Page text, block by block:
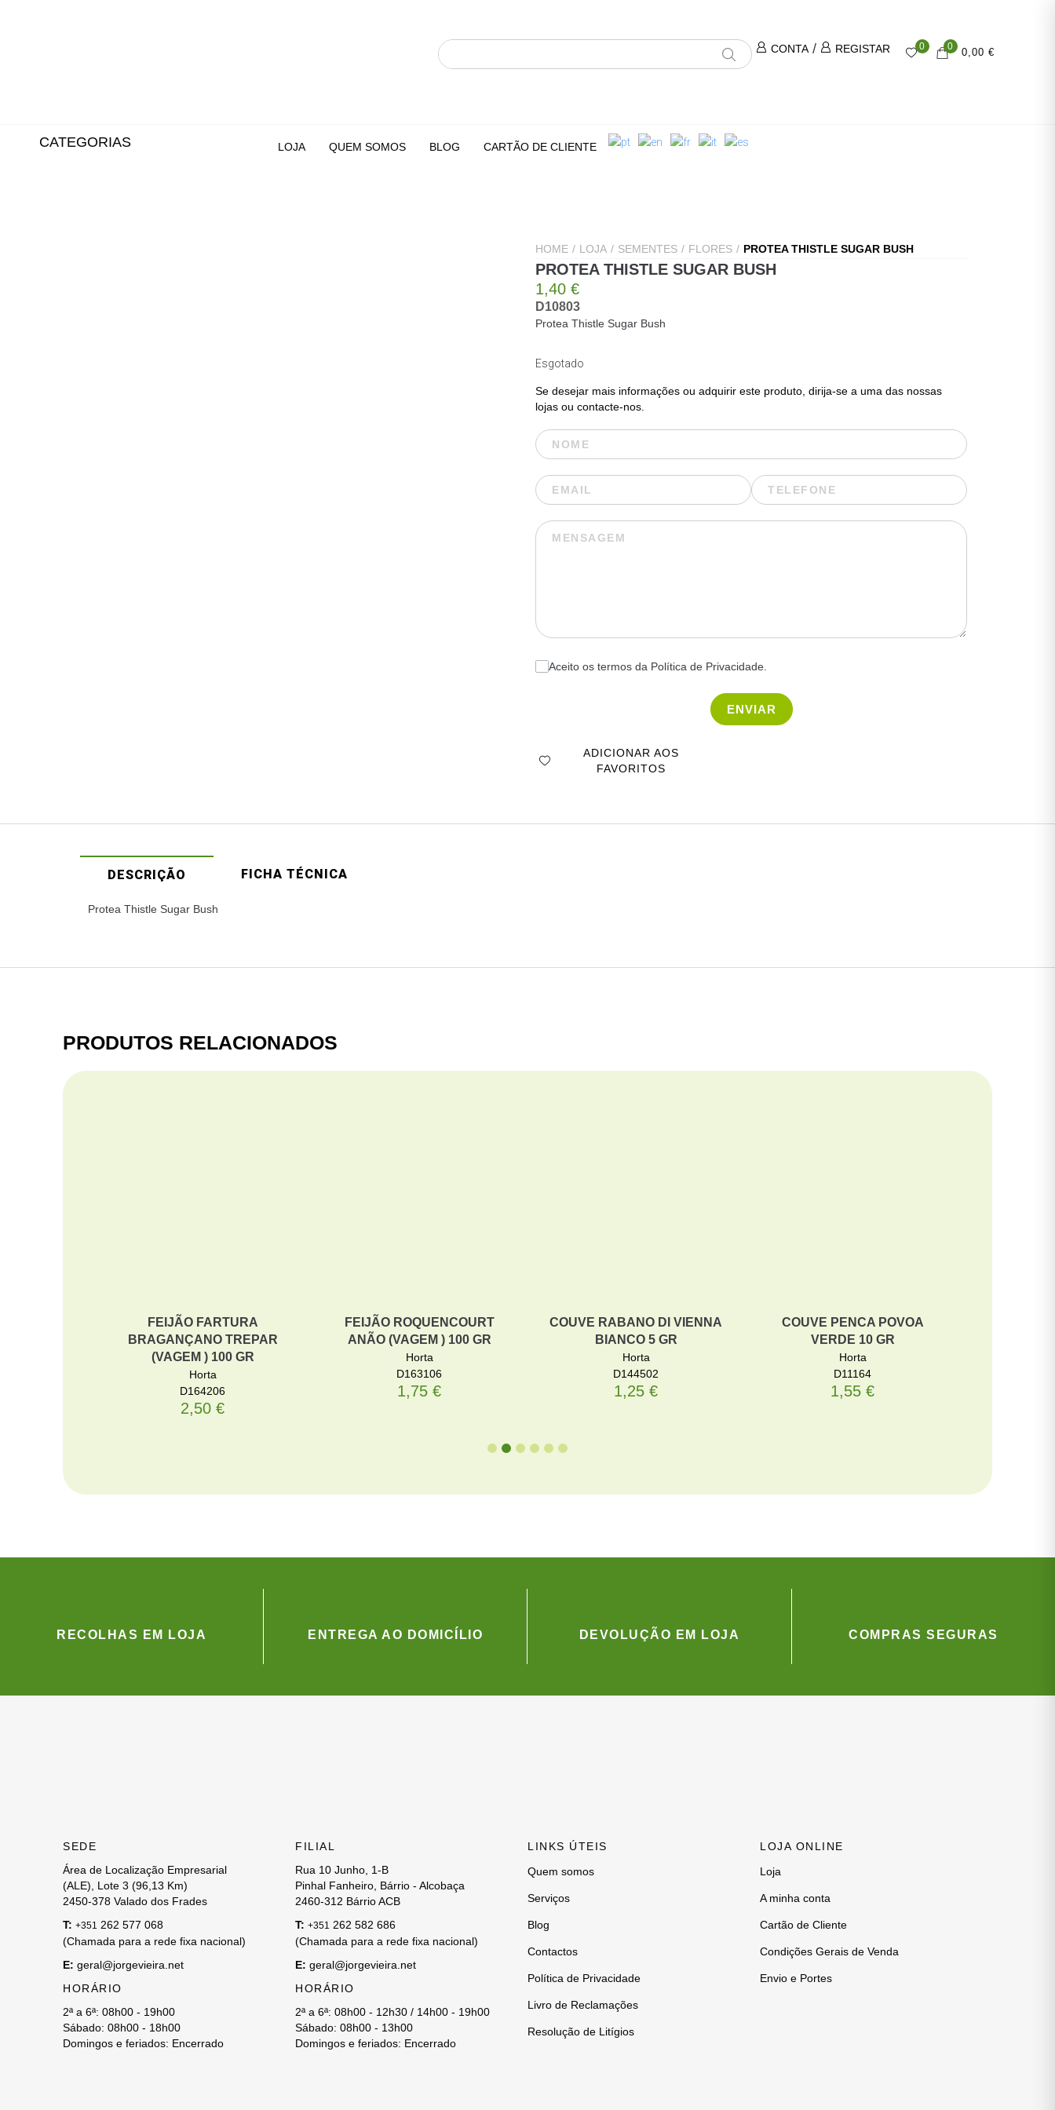
CONTA / REGISTAR 0 0 0,00 €
CATEGORIAS LOJA QUEM SOMOS BLOG CARTÃO DE CLIENTE
HOME / LOJA / SEMENTES / FLORES / PROTEA THISTLE SUGAR BUSH
PROTEA THISTLE SUGAR BUSH
1,40 €
D10803
Protea Thistle Sugar Bush
Esgotado
Se desejar mais informações ou adquirir este produto, dirija-se a uma das nossas
lojas ou contacte-nos.
Aceito os termos da Política de Privacidade.
ENVIAR
ADICIONAR AOS
FAVORITOS
DESCRIÇÃO FICHA TÉCNICA
Protea Thistle Sugar Bush
PRODUTOS RELACIONADOS
FEIJÃO FARTURA
BRAGANÇANO TREPAR
(VAGEM ) 100 GR
Horta
D164206
2,50 €
FEIJÃO ROQUENCOURT
ANÃO (VAGEM ) 100 GR
Horta
D163106
1,75 €
COUVE RABANO DI VIENNA
BIANCO 5 GR
Horta
D144502
1,25 €
COUVE PENCA POVOA
VERDE 10 GR
Horta
D11164
1,55 €
RECOLHAS EM LOJA ENTREGA AO DOMICÍLIO DEVOLUÇÃO EM LOJA COMPRAS SEGURAS
SEDE
Área de Localização Empresarial
(ALE), Lote 3 (96,13 Km)
2450-378 Valado dos Frades
T: +351 262 577 068
(Chamada para a rede fixa nacional)
E: geral@jorgevieira.net
HORÁRIO
2ª a 6ª: 08h00 - 19h00
Sábado: 08h00 - 18h00
Domingos e feriados: Encerrado
FILIAL
Rua 10 Junho, 1-B
Pinhal Fanheiro, Bárrio - Alcobaça
2460-312 Bárrio ACB
T: +351 262 582 686
(Chamada para a rede fixa nacional)
E: geral@jorgevieira.net
HORÁRIO
2ª a 6ª: 08h00 - 12h30 / 14h00 - 19h00
Sábado: 08h00 - 13h00
Domingos e feriados: Encerrado
LINKS ÚTEIS
Quem somos
Serviços
Blog
Contactos
Política de Privacidade
Livro de Reclamações
Resolução de Litígios
LOJA ONLINE
Loja
A minha conta
Cartão de Cliente
Condições Gerais de Venda
Envio e Portes